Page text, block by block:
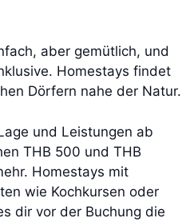
aber gemütlich, und
Homestays findet
Dörfern nahe der Natur.
und Leistungen ab
THB 500 und THB
Homestays mit
wie Kochkursen oder
dir vor der Buchung die